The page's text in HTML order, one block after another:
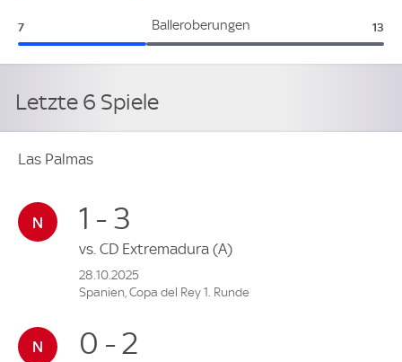
Balleroberungen
Las Palmas:
7 13
Letzte 6 Spiele
Las Palmas
1 - 3
vs. CD Extremadura (A)
28.10.2025
Spanien, Copa del Rey 1. Runde
0 - 2